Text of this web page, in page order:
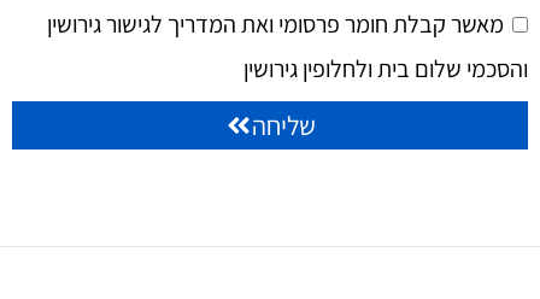
מאשר קבלת חומר פרסומי ואת המדריך לגישור גירושין
והסכמי שלום בית ולחלופין גירושין
שליחה